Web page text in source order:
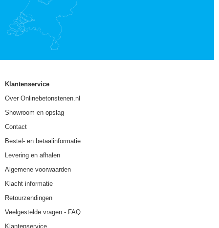
Klantenservice
Over Onlinebetonstenen.nl
Showroom en opslag
Contact
Bestel- en betaalinformatie
Levering en afhalen
Algemene voorwaarden
Klacht informatie
Retourzendingen
Veelgestelde vragen - FAQ
Klantenservice